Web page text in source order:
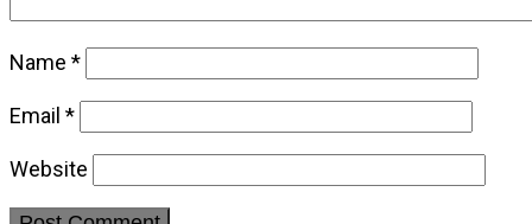
Name *
Email *
Website